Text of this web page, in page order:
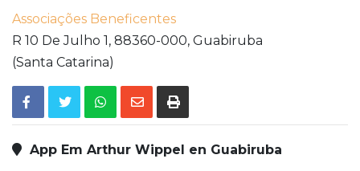
Associações Beneficentes
R 10 De Julho 1, 88360-000, Guabiruba
(Santa Catarina)
App Em Arthur Wippel en Guabiruba